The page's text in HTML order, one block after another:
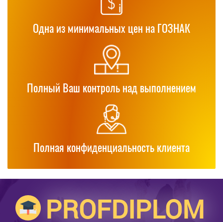
Одна из минимальных цен на ГОЗНАК
Полный Ваш контроль над выполнением
Полная конфиденциальность клиента
PROFDIPLOM